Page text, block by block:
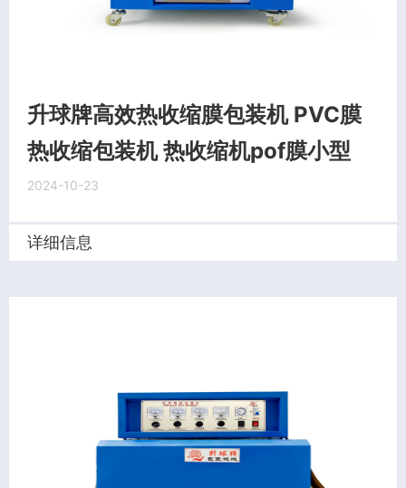
升球牌高效热收缩膜包装机 PVC膜
热收缩包装机 热收缩机pof膜小型
2024-10-23
详细信息